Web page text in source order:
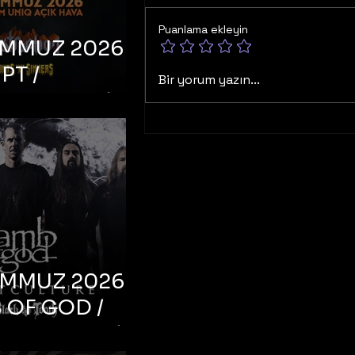
Puanlama ekleyin
Bir yorum yazın...
2026 –
/
/
‘N’
– İstanbul,
Uniq
2026 –
OF GOD /
CULTURE /